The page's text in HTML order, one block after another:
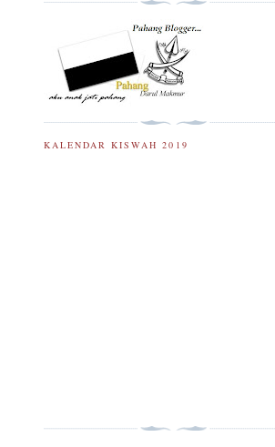
KALENDAR KISWAH 2019